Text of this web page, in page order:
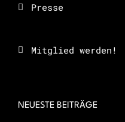
Presse
Mitglied werden!
NEUESTE BEITRÄGE